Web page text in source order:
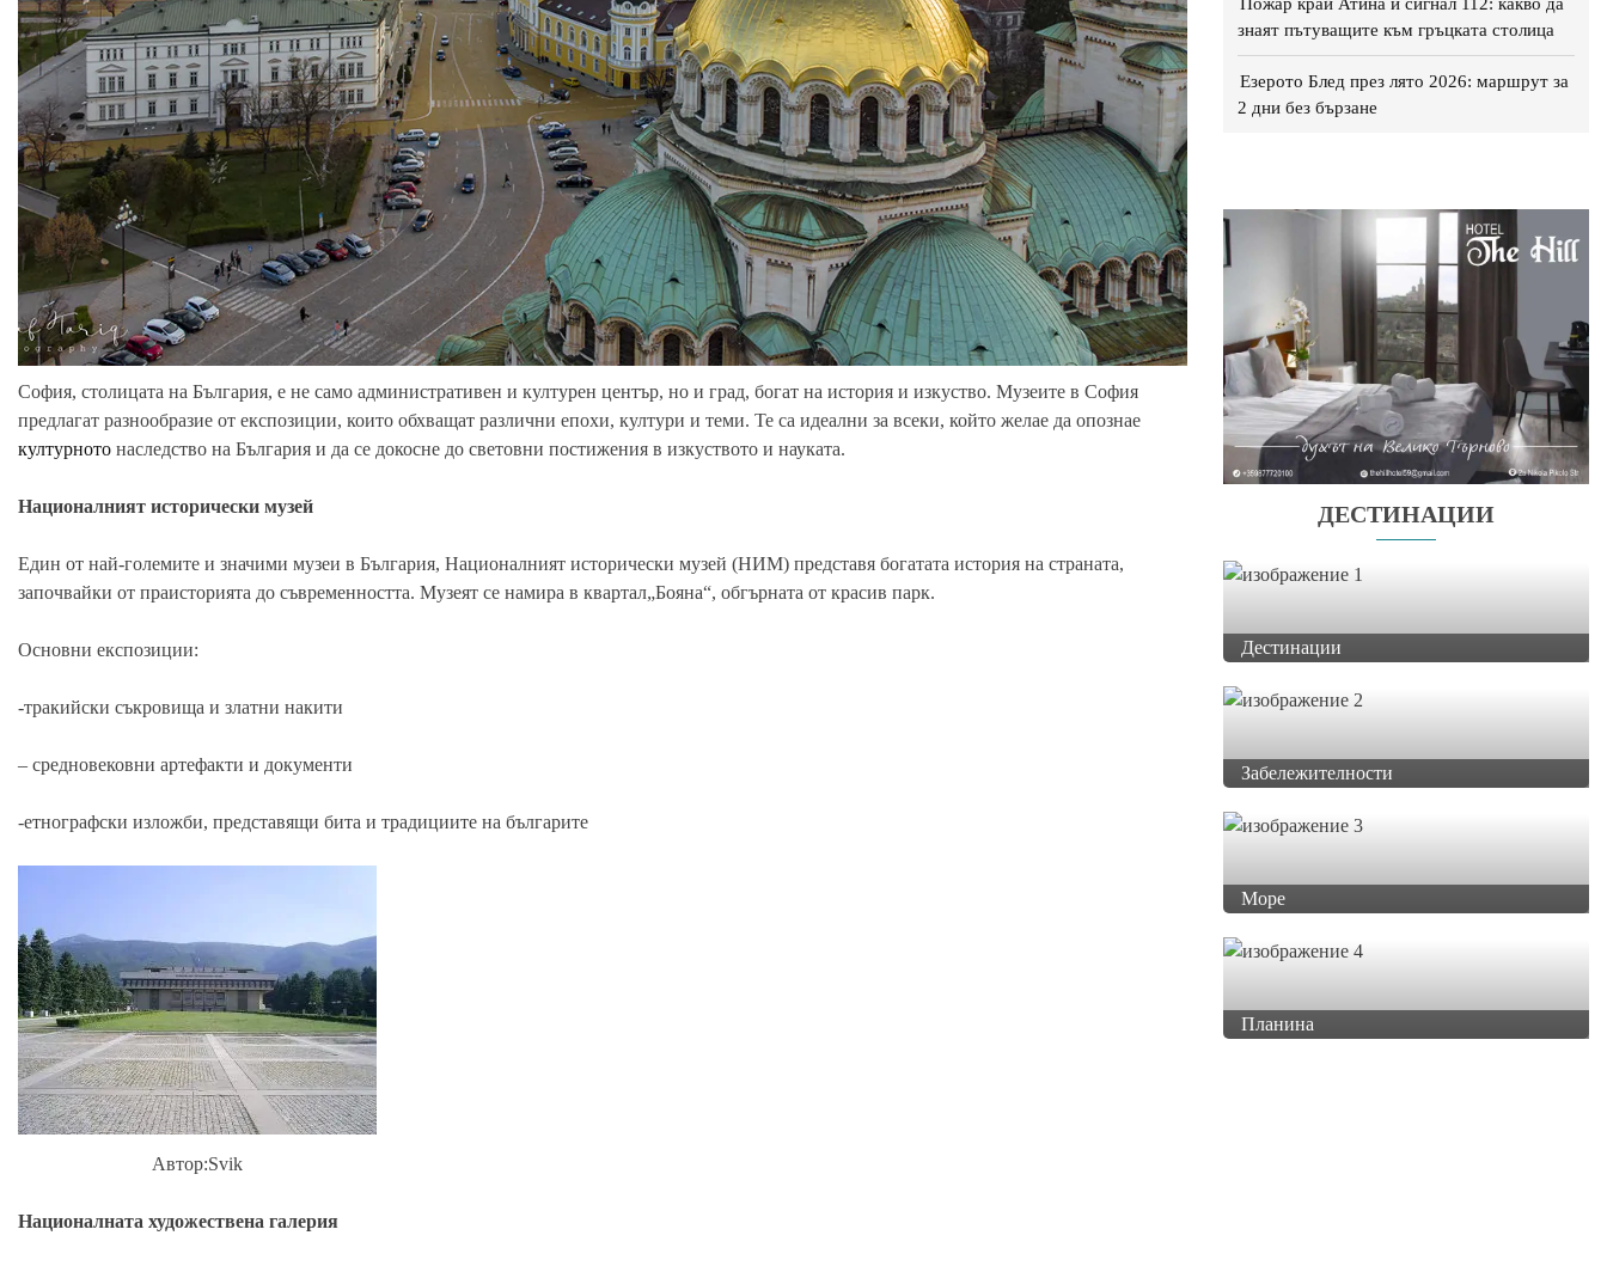
знаят пътуващите към гръцката столица
Езерото Блед през лято 2026: маршрут за
2 дни без бързане
ДЕСТИНАЦИИ
Дестинации
Забележителности
Море
Планина
София, столицата на България, е не само административен и културен център, но и град, богат на история и изкуство. Музеите в София
предлагат разнообразие от експозиции, които обхващат различни епохи, култури и теми. Те са идеални за всеки, който желае да опознае
културното наследство на България и да се докосне до световни постижения в изкуството и науката.
Националният исторически музей
Един от най-големите и значими музеи в България, Националният исторически музей (НИМ) представя богатата история на страната,
започвайки от праисторията до съвременността. Музеят се намира в квартал„Бояна“, обгърната от красив парк.
Основни експозиции:
-тракийски съкровища и златни накити
– средновековни артефакти и документи
-етнографски изложби, представящи бита и традициите на българите
Автор:Svik
Националната художествена галерия